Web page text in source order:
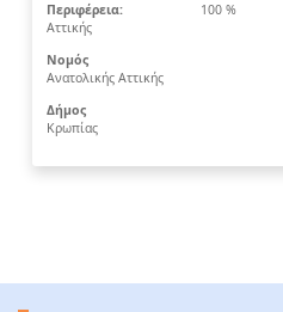
Περιφέρεια:
Αττικής
Νομός
Ανατολικής Αττικής
Δήμος
Κρωπίας
100 %